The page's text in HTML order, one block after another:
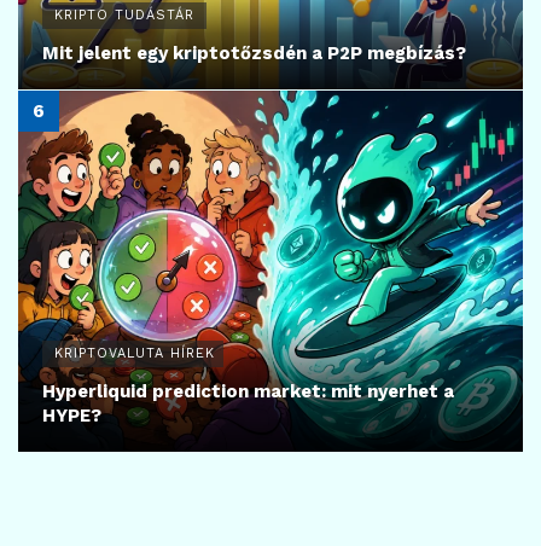
KRIPTO TUDÁSTÁR
Mit jelent egy kriptotőzsdén a P2P megbízás?
KRIPTOVALUTA HÍREK
Hyperliquid prediction market: mit nyerhet a
HYPE?